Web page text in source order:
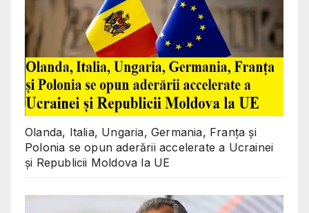
Olanda, Italia, Ungaria, Germania, Franța și
Polonia se opun aderării accelerate a Ucrainei
și Republicii Moldova la UE